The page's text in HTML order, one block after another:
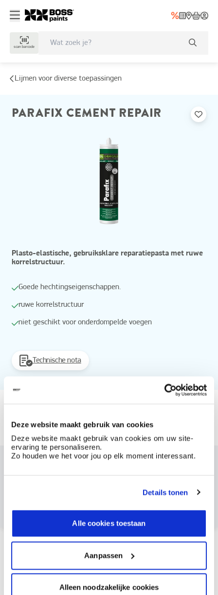
Deze website maakt gebruik van cookies
Deze website maakt gebruik van cookies om uw site-
ervaring te personaliseren.
Zo houden we het voor jou op elk moment interessant.
Details tonen
Alle cookies toestaan
Aanpassen
Alleen noodzakelijke cookies
scan barcode
Lijmen voor diverse toepassingen
PARAFIX CEMENT REPAIR
Plasto-elastische, gebruiksklare reparatiepasta met ruwe
korrelstructuur.
Goede hechtingseigenschappen.
ruwe korrelstructuur
niet geschikt voor onderdompelde voegen
Technische nota
300 ml cementgrijs
Hoe te gebruiken?
Documentatie